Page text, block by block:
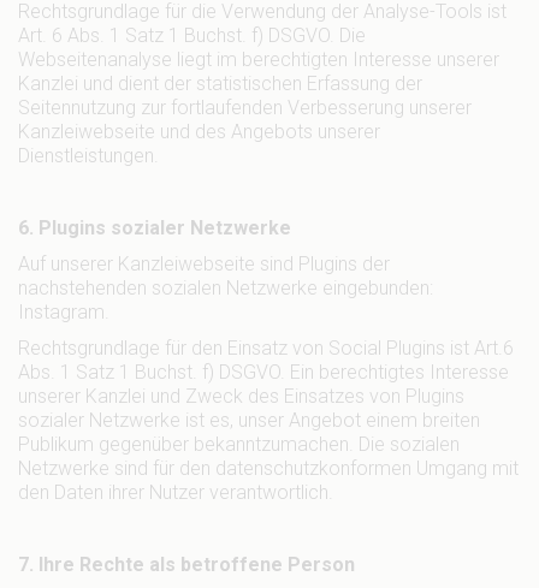
Rechtsgrundlage für die Verwendung der Analyse-Tools ist
Art. 6 Abs. 1 Satz 1 Buchst. f) DSGVO. Die
Webseitenanalyse liegt im berechtigten Interesse unserer
Kanzlei und dient der statistischen Erfassung der
Seitennutzung zur fortlaufenden Verbesserung unserer
Kanzleiwebseite und des Angebots unserer
Dienstleistungen.
6. Plugins sozialer Netzwerke
Auf unserer Kanzleiwebseite sind Plugins der
nachstehenden sozialen Netzwerke eingebunden:
Instagram.
Rechtsgrundlage für den Einsatz von Social Plugins ist Art.6
Abs. 1 Satz 1 Buchst. f) DSGVO. Ein berechtigtes Interesse
unserer Kanzlei und Zweck des Einsatzes von Plugins
sozialer Netzwerke ist es, unser Angebot einem breiten
Publikum gegenüber bekanntzumachen. Die sozialen
Netzwerke sind für den datenschutzkonformen Umgang mit
den Daten ihrer Nutzer verantwortlich.
7. Ihre Rechte als betroffene Person